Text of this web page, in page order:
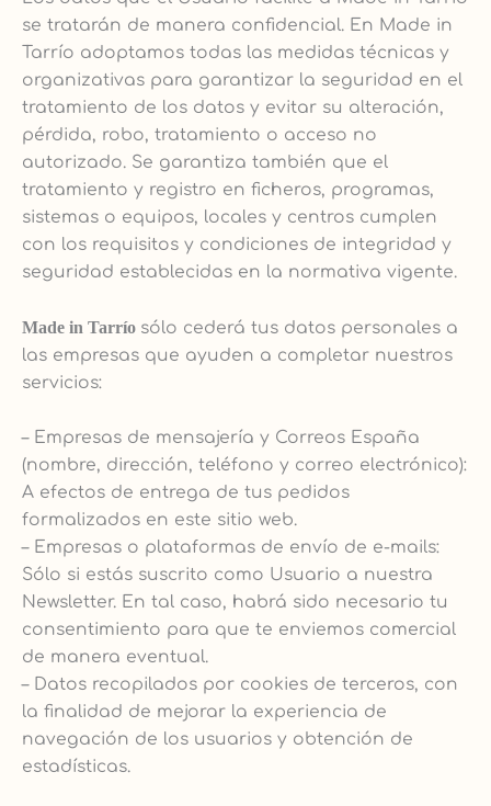
se tratarán de manera confidencial. En Made in
Tarrío adoptamos todas las medidas técnicas y
organizativas para garantizar la seguridad en el
tratamiento de los datos y evitar su alteración,
pérdida, robo, tratamiento o acceso no
autorizado. Se garantiza también que el
tratamiento y registro en ficheros, programas,
sistemas o equipos, locales y centros cumplen
con los requisitos y condiciones de integridad y
seguridad establecidas en la normativa vigente.
Made in Tarrío sólo cederá tus datos personales a
las empresas que ayuden a completar nuestros
servicios:
– Empresas de mensajería y Correos España
(nombre, dirección, teléfono y correo electrónico):
A efectos de entrega de tus pedidos
formalizados en este sitio web.
– Empresas o plataformas de envío de e-mails:
Sólo si estás suscrito como Usuario a nuestra
Newsletter. En tal caso, habrá sido necesario tu
consentimiento para que te enviemos comercial
de manera eventual.
– Datos recopilados por cookies de terceros, con
la finalidad de mejorar la experiencia de
navegación de los usuarios y obtención de
estadísticas.